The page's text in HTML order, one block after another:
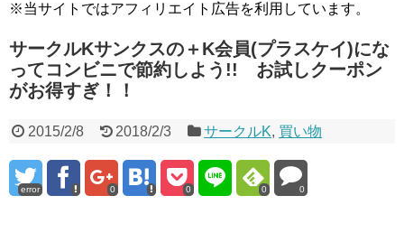
※当サイトではアフィリエイト広告を利用しています。
サークルKサンクスの＋K会員(プラスケイ)にな
ってコンビニで節約しよう!! お試しクーポン
がお得すぎ！！
2015/2/8 2018/2/3 サークルK, 買い物
error 0 0 0 0